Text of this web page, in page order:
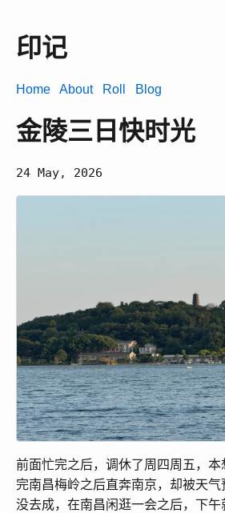
印记
Home About Roll Blog
金陵三日快时光
24 May, 2026
前面忙完之后，调休了周四周五，
完南昌梅岭之后直奔南京，却被天
没去成，在南昌闲逛一会之后，下午